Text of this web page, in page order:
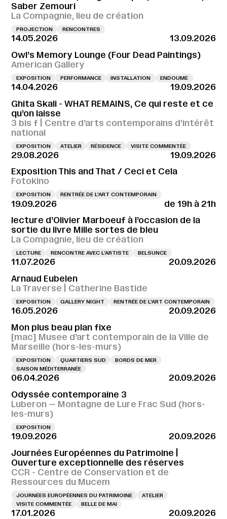
Saber Zemouri
La Compagnie, lieu de création
PROJECTION RENCONTRES
14.05.2026
13.09.2026
Owl’s Memory Lounge (Four Dead Paintings)
American Gallery
EXPOSITION PERFORMANCE INSTALLATION ENDOUME
14.04.2026
19.09.2026
Ghita Skali - WHAT REMAINS, Ce qui reste et ce
qu’on laisse
3 bis f | Centre d’arts contemporains d’intérêt
national
EXPOSITION ATELIER RÉSIDENCE VISITE COMMENTÉE
29.08.2026
19.09.2026
Exposition This and That / Ceci et Cela
Fotokino
EXPOSITION RENTRÉE DE L'ART CONTEMPORAIN
19.09.2026
de 19h à 21h
lecture d’Olivier Marboeuf à l’occasion de la
sortie du livre Mille sortes de bleu
La Compagnie, lieu de création
LECTURE RENCONTRE AVEC L’ARTISTE BELSUNCE
11.07.2026
20.09.2026
Arnaud Eubelen
La Traverse | Catherine Bastide
EXPOSITION GALLERY NIGHT RENTRÉE DE L'ART CONTEMPORAIN
16.05.2026
20.09.2026
Mon plus beau plan fixe
[mac] Musee d’art contemporain de la Ville de
Marseille (hors-les-murs)
EXPOSITION QUARTIERS SUD
BORDS DE MER
SAISON MÉDITERRANÉE
06.04.2026
20.09.2026
Odyssée contemporaine 3
Luberon — Montagne de Lure Frac Sud (hors-
les-murs)
EXPOSITION
19.09.2026
20.09.2026
Journées Européennes du Patrimoine |
Ouverture exceptionnelle des réserves
CCR - Centre de Conservation et de
Ressources du Mucem
JOURNÉES EUROPÉENNES DU PATRIMOINE
ATELIER
VISITE COMMENTÉE
BELLE DE MAI
17.01.2026
20.09.2026